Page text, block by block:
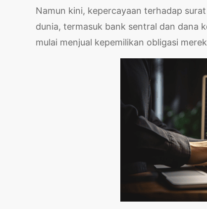
Namun kini, kepercayaan terhadap
dunia, termasuk bank sentral dan dana
mulai menjual kepemilikan obligasi